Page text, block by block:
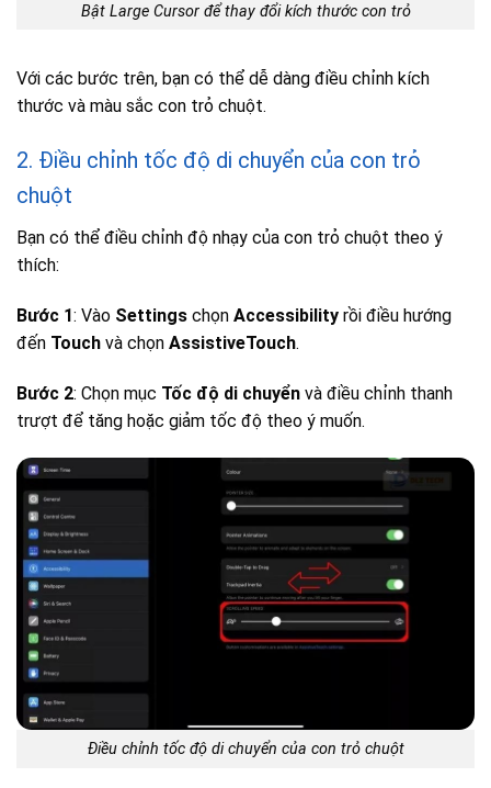
Bật Large Cursor để thay đổi kích thước con trỏ
Với các bước trên, bạn có thể dễ dàng điều chỉnh kích
thước và màu sắc con trỏ chuột.
2. Điều chỉnh tốc độ di chuyển của con trỏ
chuột
Bạn có thể điều chỉnh độ nhạy của con trỏ chuột theo ý
thích:
Bước 1: Vào Settings chọn Accessibility rồi điều hướng
đến Touch và chọn AssistiveTouch.
Bước 2: Chọn mục Tốc độ di chuyển và điều chỉnh thanh
trượt để tăng hoặc giảm tốc độ theo ý muốn.
Điều chỉnh tốc độ di chuyển của con trỏ chuột